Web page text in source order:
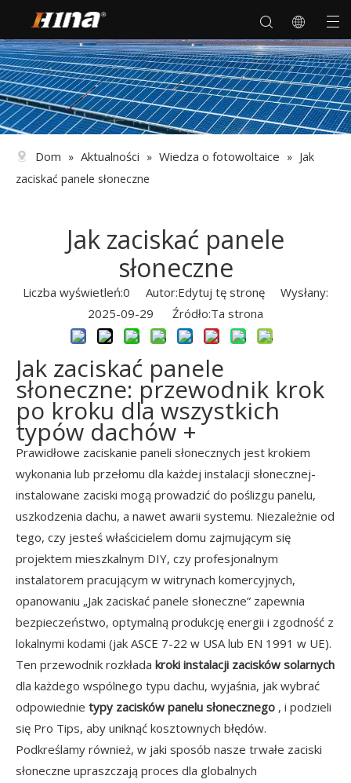
Dom » Aktualności » Wiedza o fotowoltaice » Jak
zaciskać panele słoneczne
Jak zaciskać panele
słoneczne
Liczba wyświetleń:0 Autor:Edytuj tę stronę Wysłany:
2025-09-29 Źródło:Ta strona
Jak zaciskać panele
słoneczne: przewodnik krok
po kroku dla wszystkich
typów dachów +
Prawidłowe zaciskanie paneli słonecznych jest krokiem
wykonania lub przełomu dla każdej instalacji słonecznej-
instalowane zaciski mogą prowadzić do poślizgu panelu,
uszkodzenia dachu, a nawet awarii systemu. Niezależnie od
tego, czy jesteś właścicielem domu zajmującym się
projektem mieszkalnym DIY, czy profesjonalnym
instalatorem pracującym w witrynach komercyjnych,
opanowaniu „Jak zaciskać panele słoneczne” zapewnia
bezpieczeństwo, optymalną produkcję energii i zgodność z
lokalnymi kodami (jak ASCE 7-22 w USA lub EN 1991 w UE).
Ten przewodnik rozkłada kroki instalacji zacisków solarnych
dla każdego wspólnego typu dachu, wyjaśnia, jak wybrać
odpowiednie typy zacisków panelu słonecznego , i podzieli
się Pro Tips, aby uniknąć kosztownych błędów.
Podkreślamy również, w jaki sposób nasze trwałe zaciski
słoneczne upraszczają proces dla globalnych